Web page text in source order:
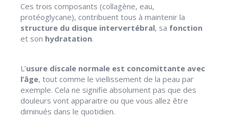
Ces trois composants (collagène, eau,
protéoglycane), contribuent tous à maintenir la
structure du disque intervertébral, sa fonction
et son hydratation.
L’usure discale normale est concomittante avec
l’âge, tout comme le viellissement de la peau par
exemple. Cela ne signifie absolument pas que des
douleurs vont apparaitre ou que vous allez être
diminués dans le quotidien.